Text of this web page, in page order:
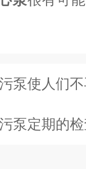
使人们不再
泵定期的